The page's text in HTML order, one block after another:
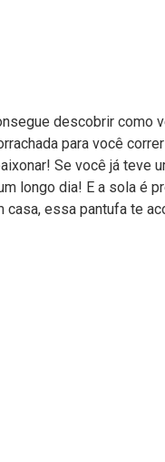
descobrir
para você
Se você já teve
dia! E a sola é
essa pantufa te